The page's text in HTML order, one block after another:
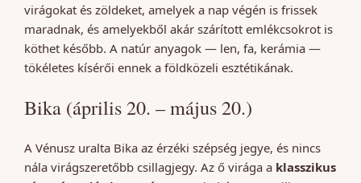
virágokat és zöldeket, amelyek a nap végén is frissek
maradnak, és amelyekből akár szárított emlékcsokrot is
köthet később. A natúr anyagok — len, fa, kerámia —
tökéletes kísérői ennek a földközeli esztétikának.
Bika (április 20. – május 20.)
A Vénusz uralta Bika az érzéki szépség jegye, és nincs
nála virágszeretőbb csillagjegy. Az ő virága a klasszikus